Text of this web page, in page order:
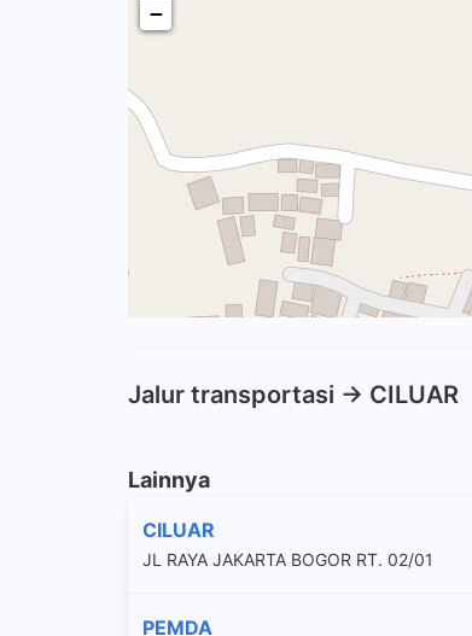
−
Jalur transportasi -> CILUAR
Lainnya
CILUAR
JL RAYA JAKARTA BOGOR RT. 02/01
PEMDA